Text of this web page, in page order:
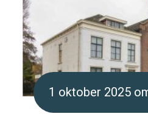
1 oktober 2025